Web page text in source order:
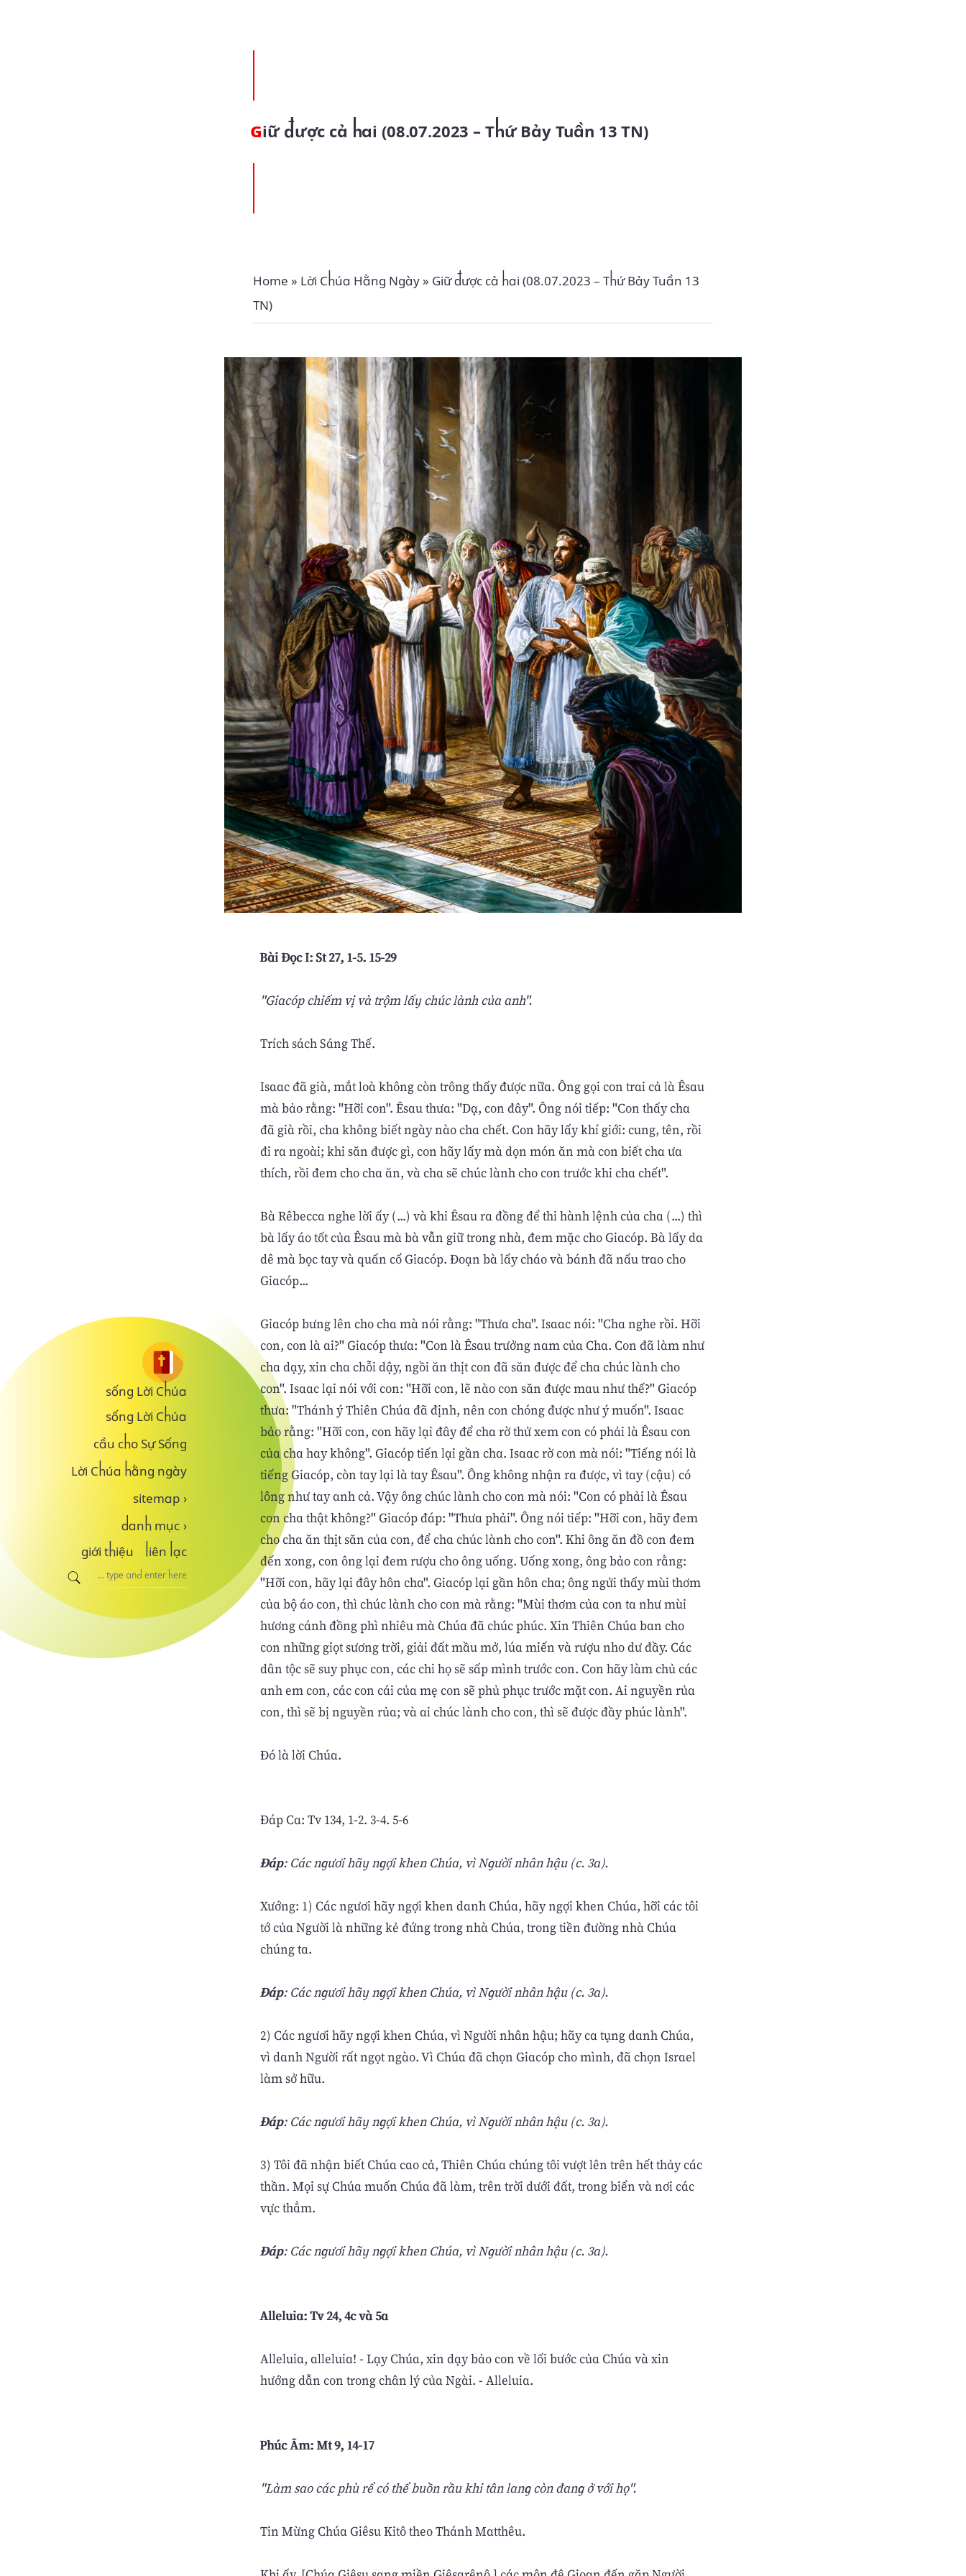
sống Lời Chúa
sống Lời Chúa
cầu cho Sự Sống
Lời Chúa hằng ngày
sitemap ›
danh mục ›
giới thiệu
liên lạc
Giữ được cả hai (08.07.2023 – Thứ Bảy Tuần 13 TN)
Home » Lời Chúa Hằng Ngày» Giữ được cả hai (08.07.2023 – Thứ Bảy Tuần 13
TN)
Bài Ðọc I: St 27, 1-5. 15-29
"Giacóp chiếm vị và trộm lấy chúc lành của anh".
Trích sách Sáng Thế.
Isaac đã già, mắt loà không còn trông thấy được nữa. Ông gọi con trai cả là Êsau
mà bảo rằng: "Hỡi con". Êsau thưa: "Dạ, con đây". Ông nói tiếp: "Con thấy cha
đã già rồi, cha không biết ngày nào cha chết. Con hãy lấy khí giới: cung, tên, rồi
đi ra ngoài; khi săn được gì, con hãy lấy mà dọn món ăn mà con biết cha ưa
thích, rồi đem cho cha ăn, và cha sẽ chúc lành cho con trước khi cha chết".
Bà Rêbecca nghe lời ấy (...) và khi Êsau ra đồng để thi hành lệnh của cha (...) thì
bà lấy áo tốt của Êsau mà bà vẫn giữ trong nhà, đem mặc cho Giacóp. Bà lấy da
dê mà bọc tay và quấn cổ Giacóp. Ðoạn bà lấy cháo và bánh đã nấu trao cho
Giacóp...
Giacóp bưng lên cho cha mà nói rằng: "Thưa cha". Isaac nói: "Cha nghe rồi. Hỡi
con, con là ai?" Giacóp thưa: "Con là Êsau trưởng nam của Cha. Con đã làm như
cha dạy, xin cha chỗi dậy, ngồi ăn thịt con đã săn được để cha chúc lành cho
con". Isaac lại nói với con: "Hỡi con, lẽ nào con săn được mau như thế?" Giacóp
thưa: "Thánh ý Thiên Chúa đã định, nên con chóng được như ý muốn". Isaac
bảo rằng: "Hỡi con, con hãy lại đây để cha rờ thử xem con có phải là Êsau con
của cha hay không". Giacóp tiến lại gần cha. Isaac rờ con mà nói: "Tiếng nói là
tiếng Giacóp, còn tay lại là tay Êsau". Ông không nhận ra được, vì tay (cậu) có
lông như tay anh cả. Vậy ông chúc lành cho con mà nói: "Con có phải là Êsau
con cha thật không?" Giacóp đáp: "Thưa phải". Ông nói tiếp: "Hỡi con, hãy đem
cho cha ăn thịt săn của con, để cha chúc lành cho con". Khi ông ăn đồ con đem
đến xong, con ông lại đem rượu cho ông uống. Uống xong, ông bảo con rằng:
"Hỡi con, hãy lại đây hôn cha". Giacóp lại gần hôn cha; ông ngửi thấy mùi thơm
của bộ áo con, thì chúc lành cho con mà rằng: "Mùi thơm của con ta như mùi
hương cánh đồng phì nhiêu mà Chúa đã chúc phúc. Xin Thiên Chúa ban cho
con những giọt sương trời, giải đất mầu mở, lúa miến và rượu nho dư đầy. Các
dân tộc sẽ suy phục con, các chi họ sẽ sấp mình trước con. Con hãy làm chủ các
anh em con, các con cái của mẹ con sẽ phủ phục trước mặt con. Ai nguyền rủa
con, thì sẽ bị nguyền rủa; và ai chúc lành cho con, thì sẽ được đầy phúc lành".
Ðó là lời Chúa.
Ðáp Ca: Tv 134, 1-2. 3-4. 5-6
Ðáp: Các ngươi hãy ngợi khen Chúa, vì Người nhân hậu (c. 3a).
Xướng: 1) Các ngươi hãy ngợi khen danh Chúa, hãy ngợi khen Chúa, hỡi các tôi
tớ của Người là những kẻ đứng trong nhà Chúa, trong tiền đường nhà Chúa
chúng ta.
Ðáp: Các ngươi hãy ngợi khen Chúa, vì Người nhân hậu (c. 3a).
2) Các ngươi hãy ngợi khen Chúa, vì Người nhân hậu; hãy ca tụng danh Chúa,
vì danh Người rất ngọt ngào. Vì Chúa đã chọn Giacóp cho mình, đã chọn Israel
làm sở hữu.
Ðáp: Các ngươi hãy ngợi khen Chúa, vì Người nhân hậu (c. 3a).
3) Tôi đã nhận biết Chúa cao cả, Thiên Chúa chúng tôi vượt lên trên hết thảy các
thần. Mọi sự Chúa muốn Chúa đã làm, trên trời dưới đất, trong biển và nơi các
vực thẳm.
Ðáp: Các ngươi hãy ngợi khen Chúa, vì Người nhân hậu (c. 3a).
Alleluia: Tv 24, 4c và 5a
Alleluia, alleluia! - Lạy Chúa, xin dạy bảo con về lối bước của Chúa và xin
hướng dẫn con trong chân lý của Ngài. - Alleluia.
Phúc Âm: Mt 9, 14-17
"Làm sao các phù rể có thể buồn rầu khi tân lang còn đang ở với họ".
Tin Mừng Chúa Giêsu Kitô theo Thánh Matthêu.